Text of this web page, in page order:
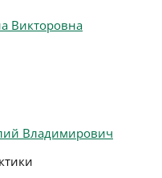
Викторовна
Владимирович